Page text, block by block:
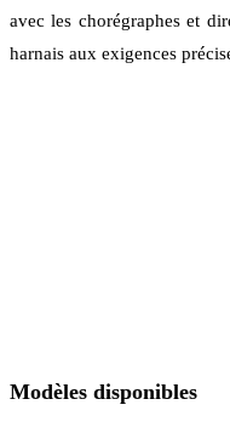
avec les chorégraphes et
harnais aux exigences
Modèles disponibles